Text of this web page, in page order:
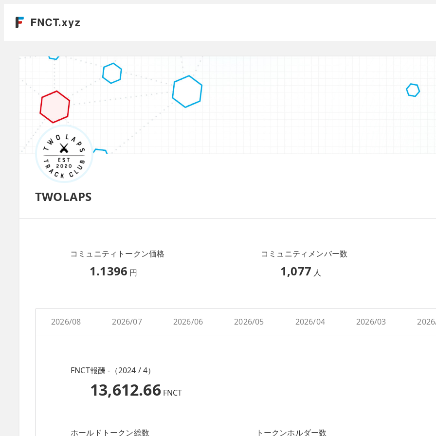
TWOLAPS
コミュニティトークン価格
1.1396 円
コミュニティメンバー数
1,077 人
2026/08 2026/07 2026/06 2026/05 2026/04 2026/03
FNCT報酬 -（2024 / 4）
13,612.66 FNCT
ホールドトークン総数 トークンホルダー数